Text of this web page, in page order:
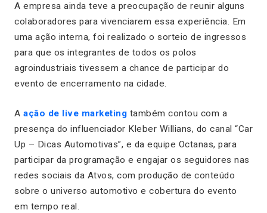
A empresa ainda teve a preocupação de reunir alguns
colaboradores para vivenciarem essa experiência. Em
uma ação interna, foi realizado o sorteio de ingressos
para que os integrantes de todos os polos
agroindustriais tivessem a chance de participar do
evento de encerramento na cidade.
A ação de live marketing também contou com a
presença do influenciador Kleber Willians, do canal “Car
Up – Dicas Automotivas”, e da equipe Octanas, para
participar da programação e engajar os seguidores nas
redes sociais da Atvos, com produção de conteúdo
sobre o universo automotivo e cobertura do evento
em tempo real.